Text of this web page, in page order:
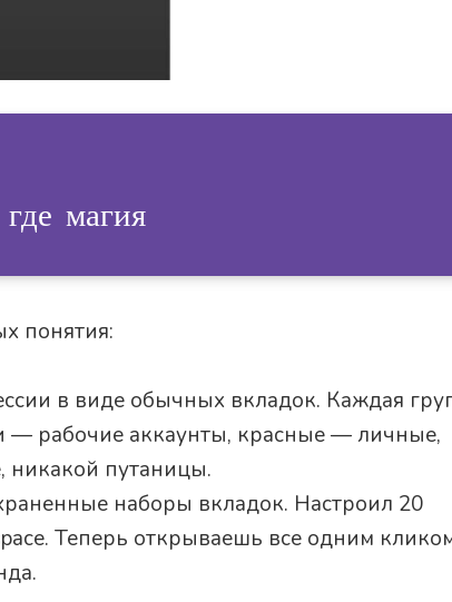
магия
понятия:
в виде обычных вкладок. Каждая
— рабочие аккаунты, красные — личные,
никакой путаницы.
наборы вкладок. Настроил 20
Теперь открываешь все одним